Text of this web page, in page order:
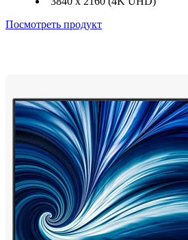
Посмотреть продукт